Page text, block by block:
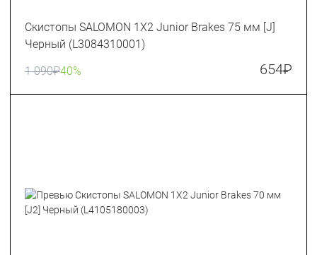
Скистопы SALOMON 1X2 Junior Brakes 75 мм [J]
Черный (L3084310001)
1 090₽40% 654₽